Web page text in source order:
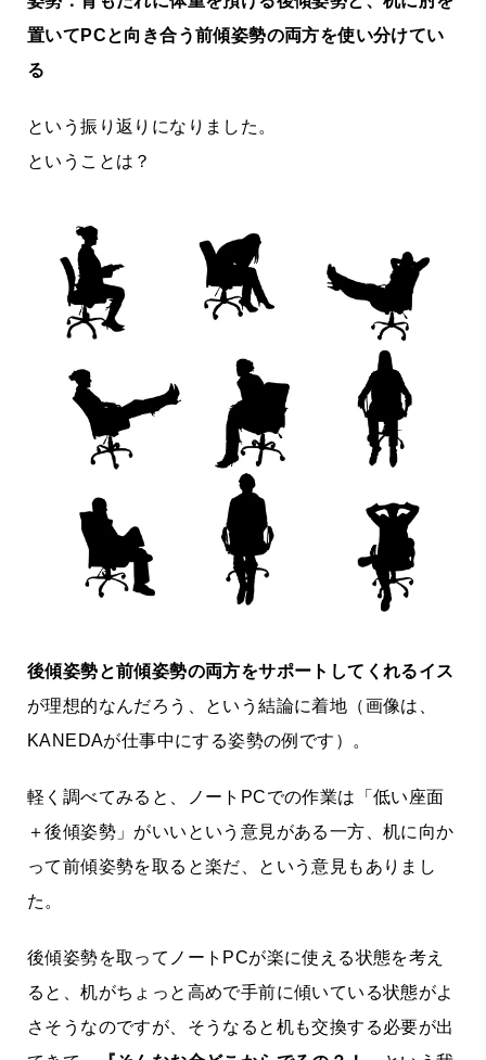
置いてPCと向き合う前傾姿勢の両方を使い分けてい
る
という振り返りになりました。
ということは？
後傾姿勢と前傾姿勢の両方をサポートしてくれるイス
が理想的なんだろう、という結論に着地（画像は、
KANEDAが仕事中にする姿勢の例です）。
軽く調べてみると、ノートPCでの作業は「低い座面
＋後傾姿勢」がいいという意見がある一方、机に向か
って前傾姿勢を取ると楽だ、という意見もありまし
た。
後傾姿勢を取ってノートPCが楽に使える状態を考え
ると、机がちょっと高めで手前に傾いている状態がよ
さそうなのですが、そうなると机も交換する必要が出